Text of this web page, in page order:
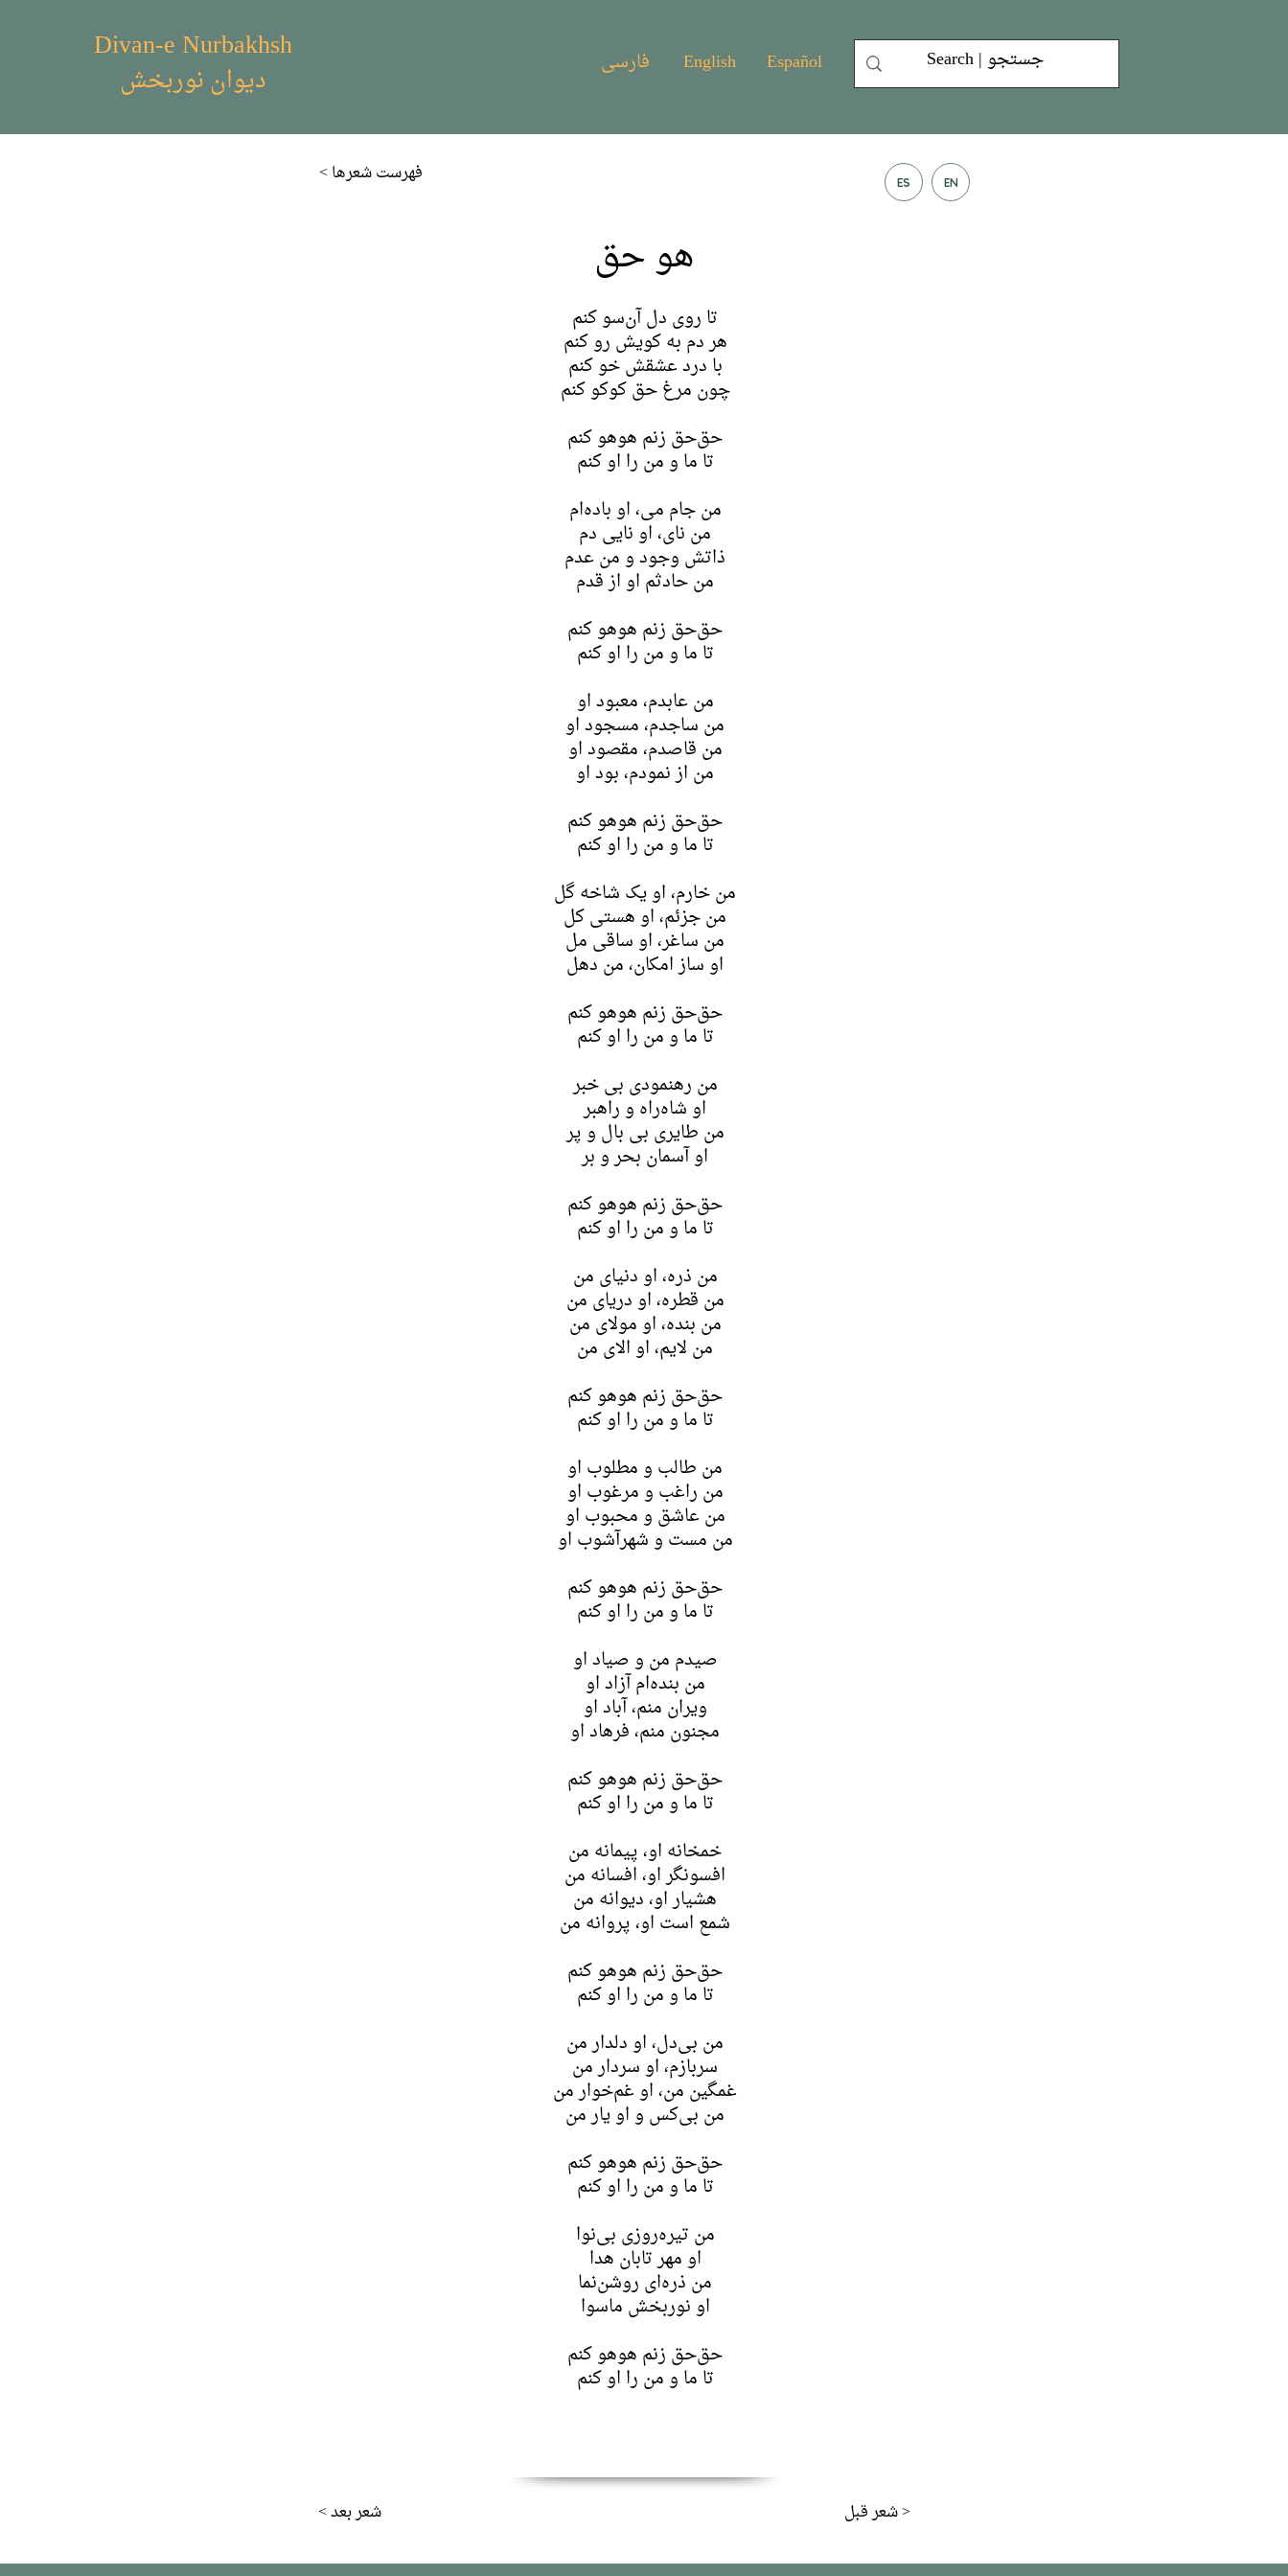
Divan-e Nurbakhsh
دیوان نوربخش فارسی English Español
< فهرست شعر‌ها ES EN
هو حق
تا روی دل آن‌سو کنم
هر دم به کویش رو کنم
با درد عشقش خو کنم
چون مرغ حق کوکو کنم
حق‌حق زنم هوهو کنم
تا ما و من را او کنم
من جام می، او باده‌ام
من نای، او نایی دم
ذاتش وجود و من عدم
من حادثم او از قدم
حق‌حق زنم هوهو کنم
تا ما و من را او کنم
من عابدم، معبود او
من ساجدم، مسجود او
من قاصدم، مقصود او
من از نمودم، بود او
حق‌حق زنم هوهو کنم
تا ما و من را او کنم
من خارم، او یک شاخه گل
من جزئم، او هستی کل
من ساغر، او ساقی مل
او ساز امکان، من دهل
حق‌حق زنم هوهو کنم
تا ما و من را او کنم
من رهنمودی بی خبر
او شاه‌راه و راهبر
من طایری بی بال و پر
او آسمان بحر و بر
حق‌حق زنم هوهو کنم
تا ما و من را او کنم
من ذره، او دنیای من
من قطره، او دریای من
من بنده، او مولای من
من لایم، او الای من
حق‌حق زنم هوهو کنم
تا ما و من را او کنم
من طالب و مطلوب او
من راغب و مرغوب او
من عاشق و محبوب او
من مست و شهرآشوب او
حق‌حق زنم هوهو کنم
تا ما و من را او کنم
صیدم من و صیاد او
من بنده‌ام آزاد او
ویران منم، آباد او
مجنون منم، فرهاد او
حق‌حق زنم هوهو کنم
تا ما و من را او کنم
خمخانه او، پیمانه من
افسونگر او، افسانه من
هشیار او، دیوانه من
شمع است او، پروانه من
حق‌حق زنم هوهو کنم
تا ما و من را او کنم
من بی‌دل، او دلدار من
سربازم، او سردار من
غمگین من، او غم‌خوار من
من بی‌کس و او یار من
حق‌حق زنم هوهو کنم
تا ما و من را او کنم
من تیره‌روزی بی‌نوا
او مهر تابان هدا
من ذره‌ای روشن‌نما
او نوربخش ماسوا
حق‌حق زنم هوهو کنم
تا ما و من را او کنم
< شعر بعد شعر قبل >